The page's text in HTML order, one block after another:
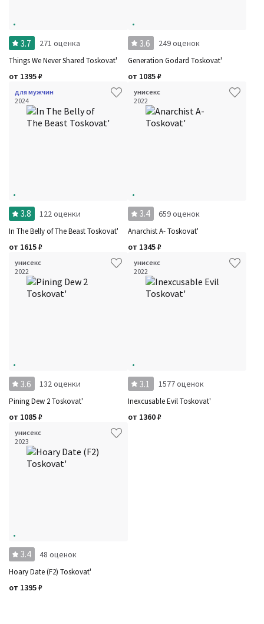
3.7 271 оценка
Things We Never Shared Toskovat'
от 1395₽
3.6 249 оценок
Generation Godard Toskovat'
от 1085₽
для мужчин
2024
3.8 122 оценки
In The Belly of The Beast Toskovat'
от 1615₽
унисекс
2022
3.4 659 оценок
Anarchist A- Toskovat'
от 1345₽
унисекс
2022
3.6 132 оценки
Pining Dew 2 Toskovat'
от 1085₽
унисекс
2022
3.1 1577 оценок
Inexcusable Evil Toskovat'
от 1360₽
унисекс
2023
3.4 48 оценок
Hoary Date (F2) Toskovat'
от 1395₽